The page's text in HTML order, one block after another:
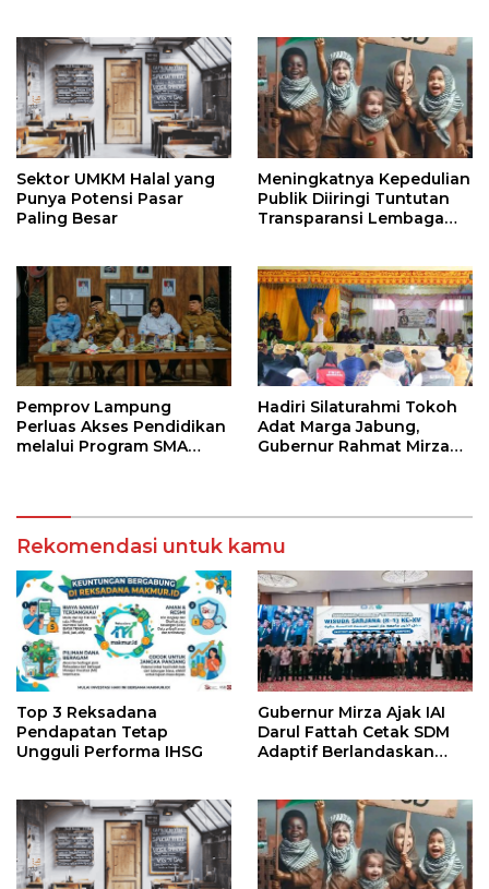
Sektor UMKM Halal yang
Punya Potensi Pasar
Paling Besar
Meningkatnya Kepedulian
Publik Diiringi Tuntutan
Transparansi Lembaga
Pemprov Lampung
Perluas Akses Pendidikan
melalui Program SMA
Hadiri Silaturahmi Tokoh
Adat Marga Jabung,
Gubernur Rahmat Mirzani
SDM
Rekomendasi untuk kamu
Top 3 Reksadana
Pendapatan Tetap
Ungguli Performa IHSG
Gubernur Mirza Ajak IAI
Darul Fattah Cetak SDM
Adaptif Berlandaskan